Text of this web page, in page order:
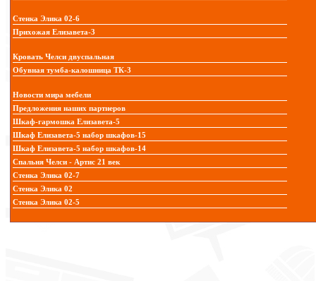
Стенка Элика 02-6
Прихожая Елизавета-3
Кровать Челси двуспальная
Обувная тумба-калошница ТК-3
Новости мира мебели
Предложения наших партнеров
Шкаф-гармошка Елизавета-5
Шкаф Елизавета-5 набор шкафов-15
Шкаф Елизавета-5 набор шкафов-14
Спальня Челси - Артис 21 век
Стенка Элика 02-7
Стенка Элика 02
Стенка Элика 02-5